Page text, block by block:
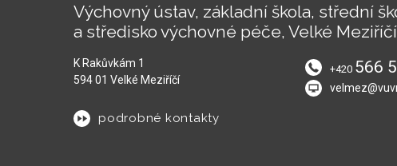
Výchovný ústav, základní škola, střední
a středisko výchovné péče, Velké
K Rakůvkám 1
594 01 Velké Meziříčí
+420 566
podrobné kontakty